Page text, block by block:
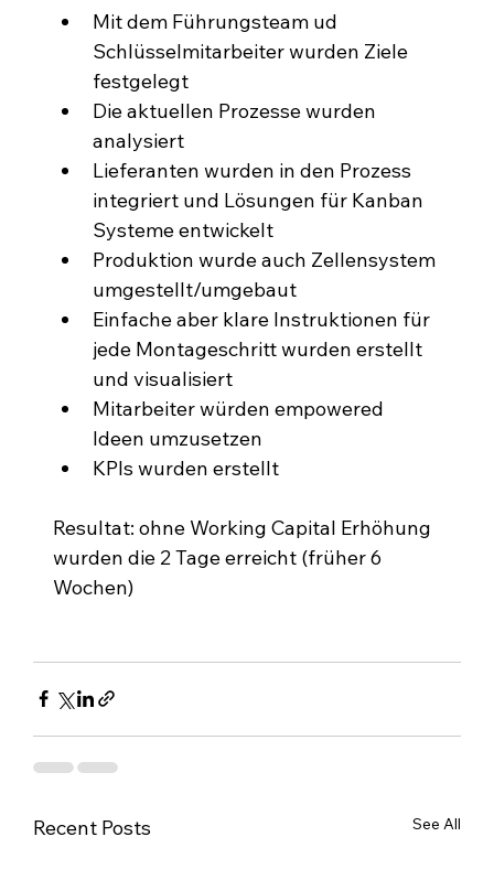
Mit dem Führungsteam ud
Schlüsselmitarbeiter wurden Ziele
festgelegt
Die aktuellen Prozesse wurden
analysiert
Lieferanten wurden in den Prozess
integriert und Lösungen für Kanban
Systeme entwickelt
Produktion wurde auch Zellensystem
umgestellt/umgebaut
Einfache aber klare Instruktionen für
jede Montageschritt wurden erstellt
und visualisiert
Mitarbeiter würden empowered
Ideen umzusetzen
KPIs wurden erstellt
Resultat: ohne Working Capital Erhöhung
wurden die 2 Tage erreicht (früher 6
Wochen)
Recent Posts See All